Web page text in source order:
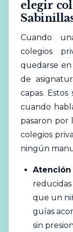
elegir
Cuando
colegios
quedarse
de
capas.
cuando
pasaron por
colegios
ningún
Atención
reducidas
que un
guías
sin